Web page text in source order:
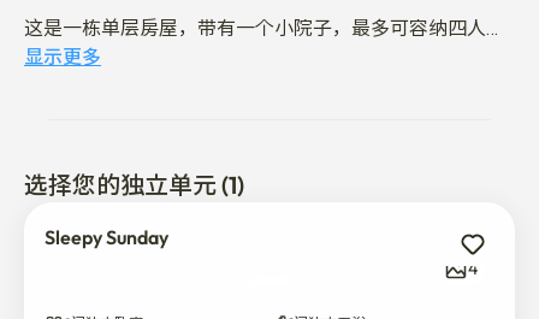
这是一栋单层房屋，带有一个小院子，最多可容纳四人。
复古的门和家具被用来打造独特的内部装饰。
显示更多
选择您的独立单元 (1)
Sleepy Sunday
4